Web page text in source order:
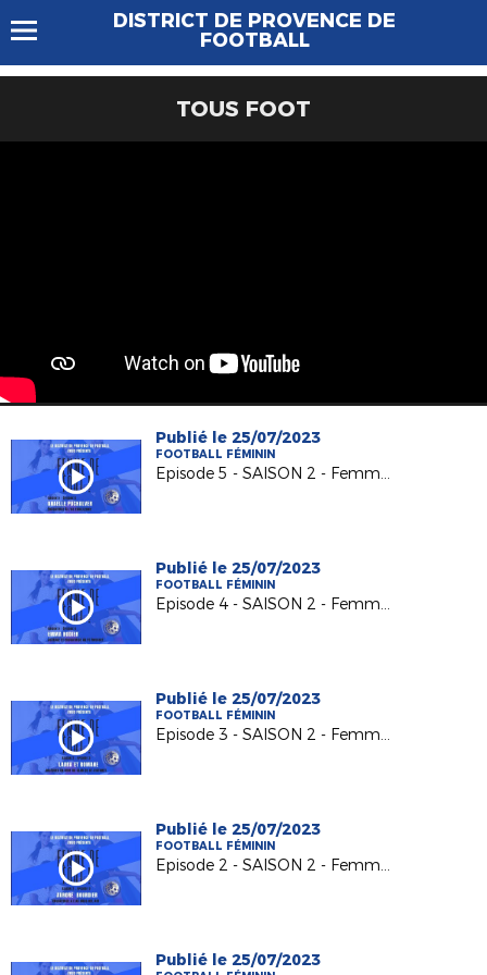
DISTRICT DE PROVENCE DE
FOOTBALL
TOUS FOOT
Publié le 25/07/2023
FOOTBALL FÉMININ
Episode 5 - SAISON 2 - Femmes de Foot ! - Anaëlle Puchalver Educatrice à l'US Eguillenne
Publié le 25/07/2023
FOOTBALL FÉMININ
Episode 4 - SAISON 2 - Femmes de Foot ! - Emma Rodier joueuse et éducatrice au FC Rousset
Publié le 25/07/2023
FOOTBALL FÉMININ
Episode 3 - SAISON 2 - Femme de Foot ! - Romane & Laura Joueuses en U18F au club de Saint Victoret
Publié le 25/07/2023
FOOTBALL FÉMININ
Episode 2 - SAISON 2 - Femmes de Foot ! - Aurore Bourdier Educatrice à l'AS Bouc Bel Air
Publié le 25/07/2023